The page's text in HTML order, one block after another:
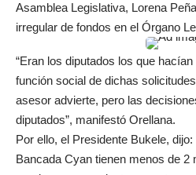
Asamblea Legislativa, Lorena
irregular de fondos en el Órgano
“Eran los diputados los que
función social de dichas
asesor advierte, pero las
diputados”, manifestó Orellana.
Por ello, el Presidente Bukele,
Bancada Cyan tienen menos de 2